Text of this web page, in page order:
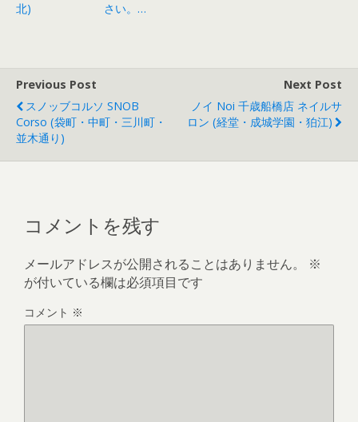
北)
さい。…
Previous Post
スノッブコルソ SNOB
Corso (袋町・中町・三川町・
並木通り)
Next Post
ノイ Noi 千歳船橋店 ネイルサ
ロン (経堂・成城学園・狛江)
コメントを残す
メールアドレスが公開されることはありません。
※
が付いている欄は必須項目です
コメント ※